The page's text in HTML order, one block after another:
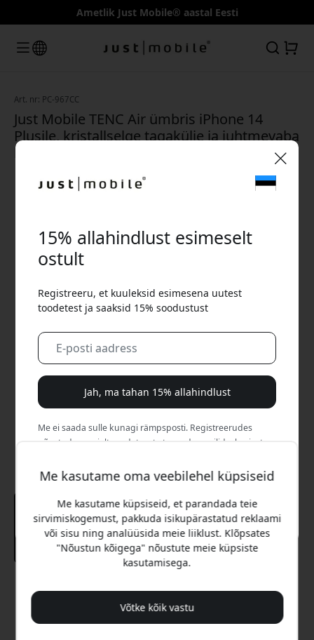
Ametlik Just Mobile® aastal Eesti
Art. nr: PC-967CC
Just Mobile TENC Air ümbris iPhone 14
Plusile, kristallselge tagakülje ja juhtmevaba
laadimise toega - Kristallselge
Soovitatav hind
29.99 EUR
Me kasutame oma veebilehel küpsiseid
Me kasutame küpsiseid, et parandada teie
sirvimiskogemust, pakkuda isikupärastatud reklaami
või sisu ning analüüsida meie liiklust. Klõpsates
"Nõustun kõigega" nõustute meie küpsiste
kasutamisega.
Võtke kõik vastu
15% allahindlust esimeselt
ostult
Registreeru, et kuuleksid esimesena uutest
toodetest ja saaksid 15% soodustust
Jah, ma tahan 15% allahindlust
Me ei saada sulle kunagi rämpsposti. Registreerudes
nõustud aeg-ajalt saadetavate turundusmeilide, harivate
🎉 Sinu sooduskood:
Kasuta seda koodi kassas, et saada 15%
allahindlust.